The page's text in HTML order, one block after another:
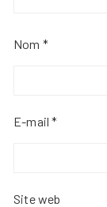
Nom *
E-mail*
Site web